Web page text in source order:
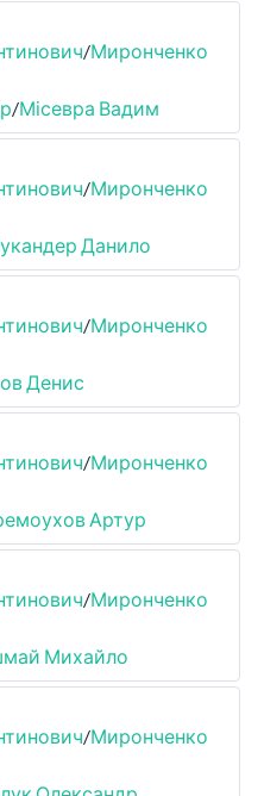
/Миронченко
/Місевра Вадим
/Миронченко
Данило
/Миронченко
Денис
/Миронченко
Артур
/Миронченко
Михайло
/Миронченко